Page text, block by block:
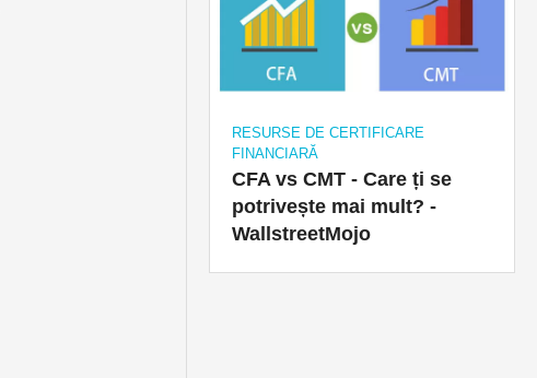
RESURSE DE CERTIFICARE
FINANCIARĂ
CFA vs CMT - Care ți se
potrivește mai mult? -
WallstreetMojo